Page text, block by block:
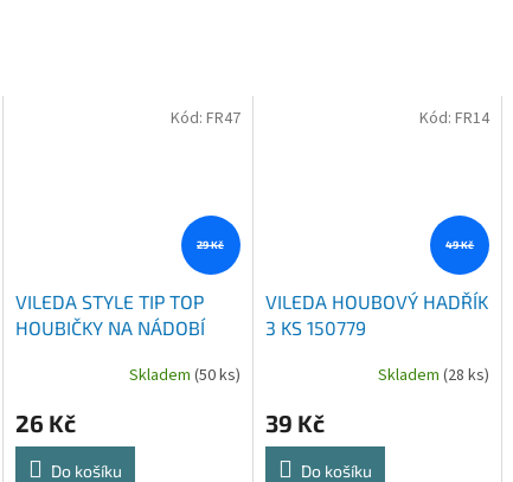
29 Kč
VILEDA STYLE TIP TOP
HOUBIČKY NA NÁDOBÍ
Skladem (50 ks)
26 Kč
Do košíku
Kód: FR47
49 Kč
VILEDA HOUBOVÝ HADŘÍK
3 KS 150779
Skladem(28 ks)
39 Kč
Do košíku
Kód:FR14